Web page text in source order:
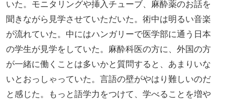
いた。モニタリングや挿入チューブ、麻酔薬のお話を
聞きながら見学させていただいた。術中は明るい音楽
が流れていた。中にはハンガリーで医学部に通う日本
の学生が見学をしていた。麻酔科医の方に、外国の方
が一緒に働くことは多いかと質問すると、あまりいな
いとおっしゃっていた。言語の壁がやはり難しいのだ
と感じた。もっと語学力をつけて、学べることを増や